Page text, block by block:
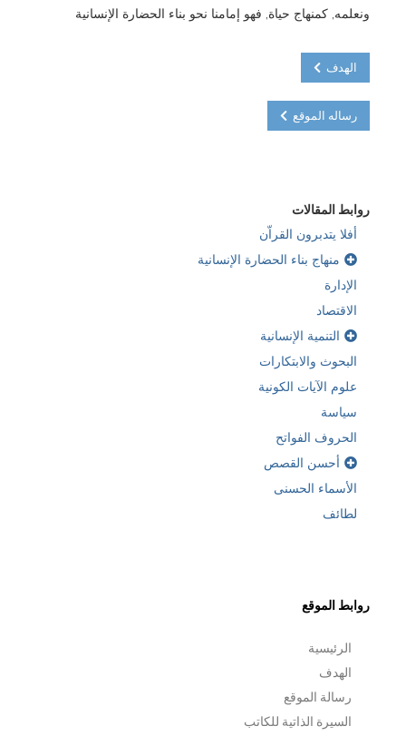
ونعلمه, كمنهاج حياة, فهو إمامنا نحو بناء الحضارة الإنسانية
الهدف
رساله الموقع
روابط المقالات
أفلا يتدبرون القراّن
منهاج بناء الحضارة الإنسانية
الإدارة
الاقتصاد
التنمية الإنسانية
البحوث والابتكارات
علوم الآيات الكونية
سياسة
الحروف الفواتح
أحسن القصص
الأسماء الحسنى
لطائف
روابط الموقع
الرئيسية
الهدف
رسالة الموقع
السيرة الذاتية للكاتب